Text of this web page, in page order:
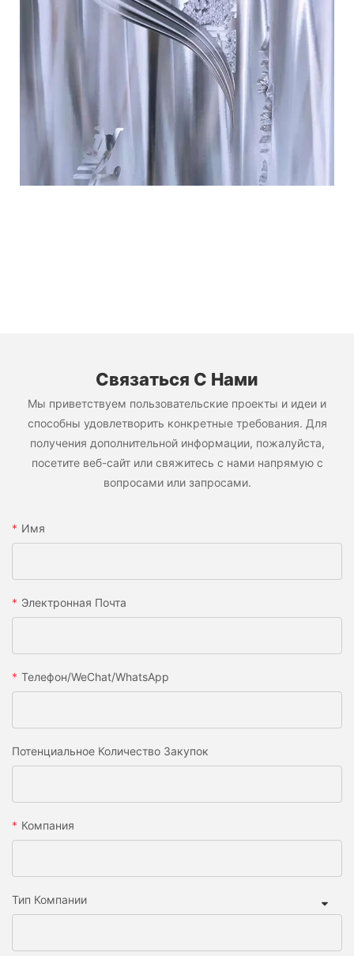
Связаться С Нами
Мы приветствуем пользовательские проекты и идеи и
способны удовлетворить конкретные требования. Для
получения дополнительной информации, пожалуйста,
посетите веб-сайт или свяжитесь с нами напрямую с
вопросами или запросами.
Имя
Электронная Почта
Телефон/WeChat/WhatsApp
Потенциальное Количество Закупок
Компания
Тип Компании